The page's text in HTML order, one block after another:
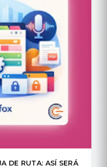
DE RUTA: ASÍ SERÁ